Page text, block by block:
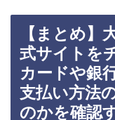
【まとめ】
式サイトを
カードや銀
支払い方法
のかを確認